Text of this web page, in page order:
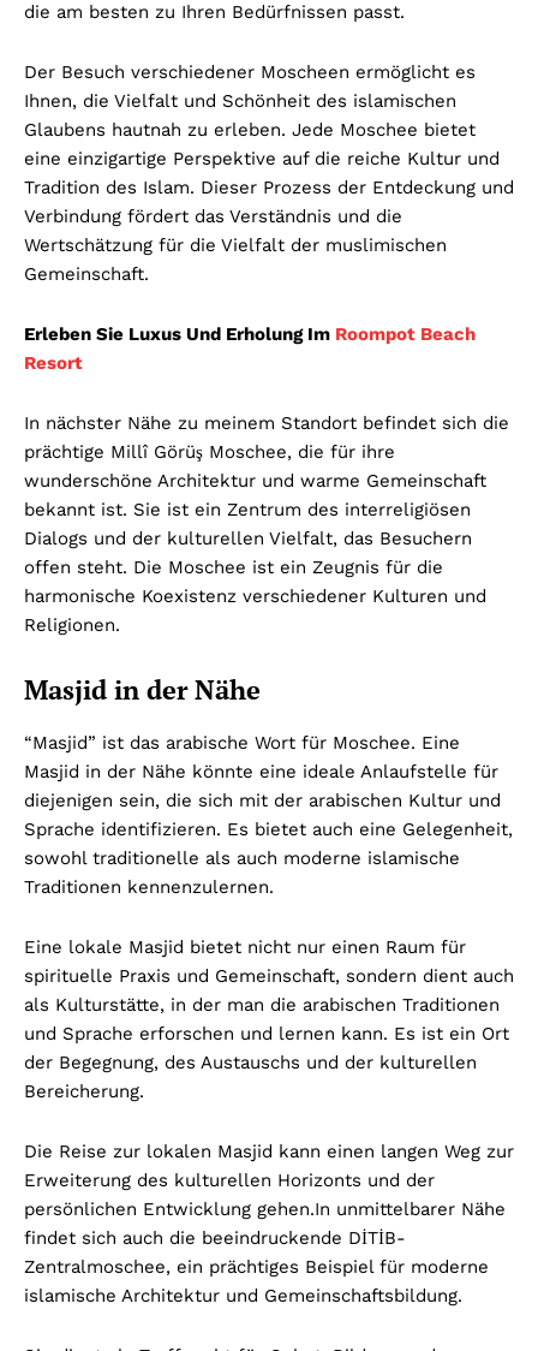
die am besten zu Ihren Bedürfnissen passt.
Der Besuch verschiedener Moscheen ermöglicht es
Ihnen, die Vielfalt und Schönheit des islamischen
Glaubens hautnah zu erleben. Jede Moschee bietet
eine einzigartige Perspektive auf die reiche Kultur und
Tradition des Islam. Dieser Prozess der Entdeckung und
Verbindung fördert das Verständnis und die
Wertschätzung für die Vielfalt der muslimischen
Gemeinschaft.
Erleben Sie Luxus Und Erholung Im Roompot Beach
Resort
In nächster Nähe zu meinem Standort befindet sich die
prächtige Millî Görüş Moschee, die für ihre
wunderschöne Architektur und warme Gemeinschaft
bekannt ist. Sie ist ein Zentrum des interreligiösen
Dialogs und der kulturellen Vielfalt, das Besuchern
offen steht. Die Moschee ist ein Zeugnis für die
harmonische Koexistenz verschiedener Kulturen und
Religionen.
Masjid in der Nähe
“Masjid” ist das arabische Wort für Moschee. Eine
Masjid in der Nähe könnte eine ideale Anlaufstelle für
diejenigen sein, die sich mit der arabischen Kultur und
Sprache identifizieren. Es bietet auch eine Gelegenheit,
sowohl traditionelle als auch moderne islamische
Traditionen kennenzulernen.
Eine lokale Masjid bietet nicht nur einen Raum für
spirituelle Praxis und Gemeinschaft, sondern dient auch
als Kulturstätte, in der man die arabischen Traditionen
und Sprache erforschen und lernen kann. Es ist ein Ort
der Begegnung, des Austauschs und der kulturellen
Bereicherung.
Die Reise zur lokalen Masjid kann einen langen Weg zur
Erweiterung des kulturellen Horizonts und der
persönlichen Entwicklung gehen.In unmittelbarer Nähe
findet sich auch die beeindruckende DİTİB-
Zentralmoschee, ein prächtiges Beispiel für moderne
islamische Architektur und Gemeinschaftsbildung.